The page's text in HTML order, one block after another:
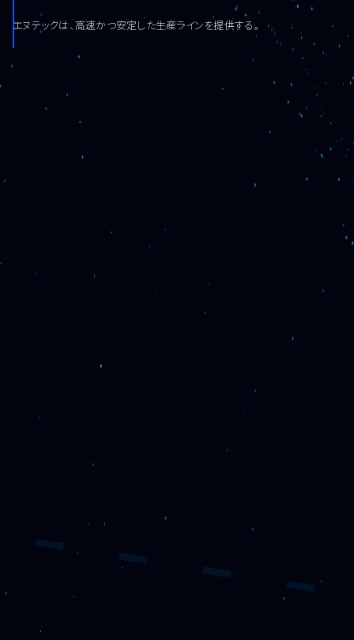
エヌテックは、高速かつ安定した生産ラインを提供する。